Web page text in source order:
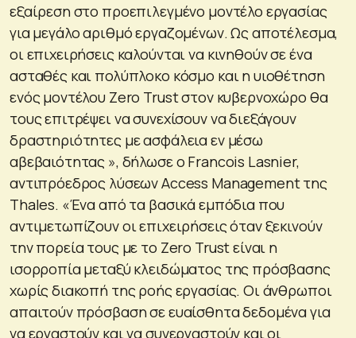
εξαίρεση στο προεπιλεγμένο μοντέλο εργασίας
για μεγάλο αριθμό εργαζομένων. Ως αποτέλεσμα,
οι επιχειρήσεις καλούνται να κινηθούν σε ένα
ασταθές και πολύπλοκο κόσμο και η υιοθέτηση
ενός μοντέλου Zero Trust στον κυβερνοχώρο θα
τους επιτρέψει να συνεχίσουν να διεξάγουν
δραστηριότητες με ασφάλεια εν μέσω
αβεβαιότητας », δήλωσε ο Francois Lasnier,
αντιπρόεδρος λύσεων Access Management της
Thales. «Ένα από τα βασικά εμπόδια που
αντιμετωπίζουν οι επιχειρήσεις όταν ξεκινούν
την πορεία τους με το Zero Trust είναι η
ισορροπία μεταξύ κλειδώματος της πρόσβασης
χωρίς διακοπή της ροής εργασίας. Οι άνθρωποι
απαιτούν πρόσβαση σε ευαίσθητα δεδομένα για
να εργαστούν και να συνεργαστούν και οι